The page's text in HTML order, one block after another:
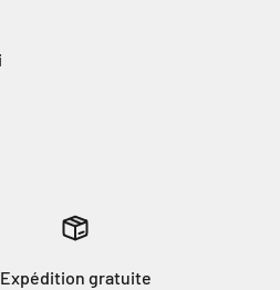
Expédition gratuite